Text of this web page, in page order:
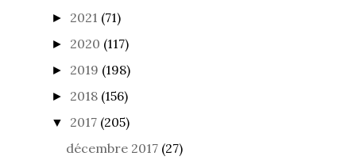
► 2021 (71)
► 2020 (117)
► 2019 (198)
► 2018 (156)
▼ 2017 (205)
décembre 2017 (27)